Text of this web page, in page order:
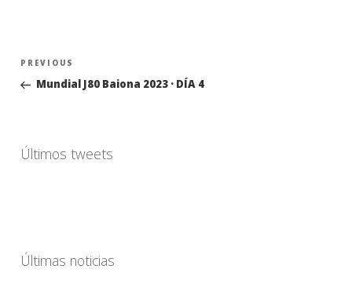
Navegación
entradas
Previous
Post
PREVIOUS
Mundial J80 Baiona 2023 · DÍA 4
Últimos tweets
Últimas noticias